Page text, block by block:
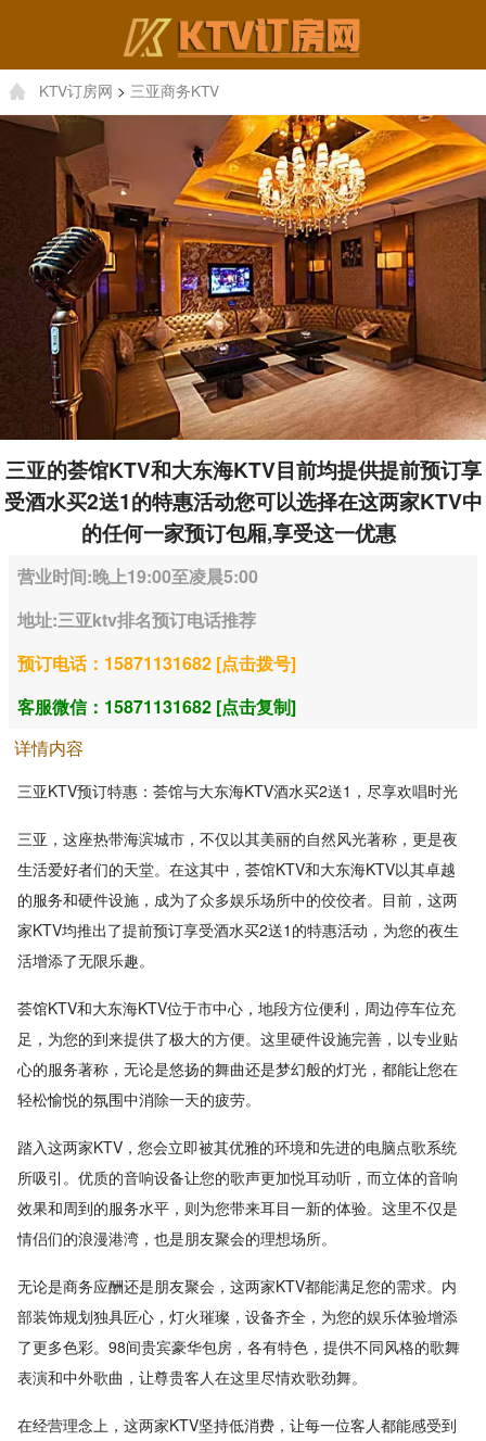
KTV订房网 > 三亚商务KTV
三亚的荟馆KTV和大东海KTV目前均提供提前预订享
受酒水买2送1的特惠活动您可以选择在这两家KTV中
的任何一家预订包厢,享受这一优惠
营业时间:晚上19:00至凌晨5:00
地址:三亚ktv排名预订电话推荐
预订电话：15871131682 [点击拨号]
客服微信：15871131682 [点击复制]
详情内容
三亚KTV预订特惠：荟馆与大东海KTV酒水买2送1，尽享欢唱时光
三亚，这座热带海滨城市，不仅以其美丽的自然风光著称，更是夜
生活爱好者们的天堂。在这其中，荟馆KTV和大东海KTV以其卓越
的服务和硬件设施，成为了众多娱乐场所中的佼佼者。目前，这两
家KTV均推出了提前预订享受酒水买2送1的特惠活动，为您的夜生
活增添了无限乐趣。
荟馆KTV和大东海KTV位于市中心，地段方位便利，周边停车位充
足，为您的到来提供了极大的方便。这里硬件设施完善，以专业贴
心的服务著称，无论是悠扬的舞曲还是梦幻般的灯光，都能让您在
轻松愉悦的氛围中消除一天的疲劳。
踏入这两家KTV，您会立即被其优雅的环境和先进的电脑点歌系统
所吸引。优质的音响设备让您的歌声更加悦耳动听，而立体的音响
效果和周到的服务水平，则为您带来耳目一新的体验。这里不仅是
情侣们的浪漫港湾，也是朋友聚会的理想场所。
无论是商务应酬还是朋友聚会，这两家KTV都能满足您的需求。内
部装饰规划独具匠心，灯火璀璨，设备齐全，为您的娱乐体验增添
了更多色彩。98间贵宾豪华包房，各有特色，提供不同风格的歌舞
表演和中外歌曲，让尊贵客人在这里尽情欢歌劲舞。
在经营理念上，这两家KTV坚持低消费，让每一位客人都能感受到